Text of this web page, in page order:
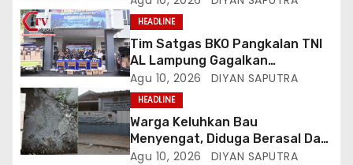
HEADLINE
Tim Satgas BKO Pangkalan TNI
AL Lampung Gagalkan
Peredaran Ribuan Liter
Minuman Keras Ilegal Di
Pelabuhan Bakauheni
Agu 10, 2026 DIYAN SAPUTRA
HEADLINE
Warga Keluhkan Bau
Menyengat, Diduga Berasal Dari
Limbah SPPG Panjang Utara 2
Agu 10, 2026 DIYAN SAPUTRA